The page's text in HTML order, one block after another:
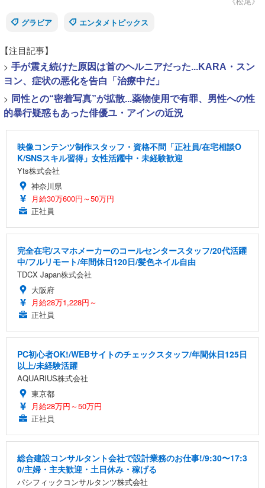
グラビア
エンタメトピックス
【注目記事】
> 手が震え続けた原因は首のヘルニアだった...KARA・スン
ヨン、症状の悪化を告白「治療中だ」
> 同性との“密着写真”が拡散...薬物使用で有罪、男性への性
的暴行疑惑もあった俳優ユ・アインの近況
映像コンテンツ制作スタッフ・資格不問「正社員/在宅相談O
K/SNSスキル習得」女性活躍中・未経験歓迎
Yts株式会社
神奈川県
月給30万600円～50万円
正社員
完全在宅/スマホメーカーのコールセンタースタッフ/20代活躍
中/フルリモート/年間休日120日/髪色ネイル自由
TDCX Japan株式会社
大阪府
月給28万1,228円～
正社員
PC初心者OK!/WEBサイトのチェックスタッフ/年間休日125日
以上/未経験活躍
AQUARIUS株式会社
東京都
月給28万円～50万円
正社員
総合建設コンサルタント会社で設計業務のお仕事!/9:30〜17:3
0/主婦・主夫歓迎・土日休み・稼げる
パシフィックコンサルタンツ株式会社